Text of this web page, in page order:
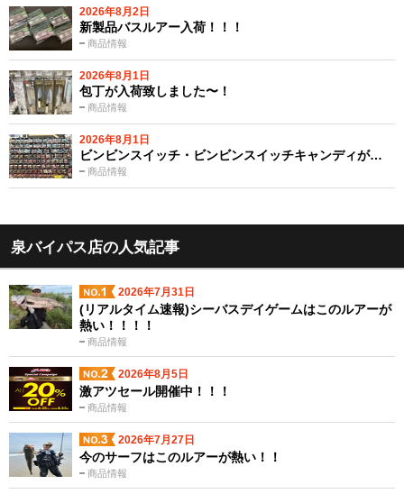
2026年8月2日
商品情報
新製品バスルアー入荷！！！
2026年8月1日
商品情報
包丁が入荷致しました〜！
2026年8月1日
商品情報
ビンビンスイッチ・ビンビンスイッチキャンディが…
泉バイパス店の人気記事
2026年7月31日
商品情報
(リアルタイム速報)シーバスデイゲームはこのルアーが
熱い！！！！
2026年8月5日
商品情報
激アツセール開催中！！！
2026年7月27日
商品情報
今のサーフはこのルアーが熱い！！